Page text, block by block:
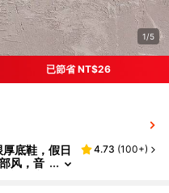
1/5
已節省 NT$26
底鞋，假日
风，音
4.73 (100+)